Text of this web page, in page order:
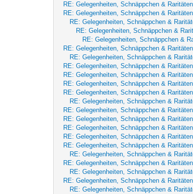
RE: Gelegenheiten, Schnäppchen &
RE: Gelegenheiten, Schnäppchen &
RE: Gelegenheiten, Schnäppchen &
RE: Gelegenheiten, Schnäppchen &
RE: Gelegenheiten, Schnäppchen &
RE: Gelegenheiten, Schnäppchen &
RE: Gelegenheiten, Schnäppchen &
RE: Gelegenheiten, Schnäppchen &
RE: Gelegenheiten, Schnäppchen &
RE: Gelegenheiten, Schnäppchen &
RE: Gelegenheiten, Schnäppchen &
RE: Gelegenheiten, Schnäppchen &
RE: Gelegenheiten, Schnäppchen &
RE: Gelegenheiten, Schnäppchen &
RE: Gelegenheiten, Schnäppchen &
RE: Gelegenheiten, Schnäppchen &
RE: Gelegenheiten, Schnäppchen &
RE: Gelegenheiten, Schnäppchen &
RE: Gelegenheiten, Schnäppchen &
RE: Gelegenheiten, Schnäppchen &
RE: Gelegenheiten, Schnäppchen &
RE: Gelegenheiten, Schnäppchen &